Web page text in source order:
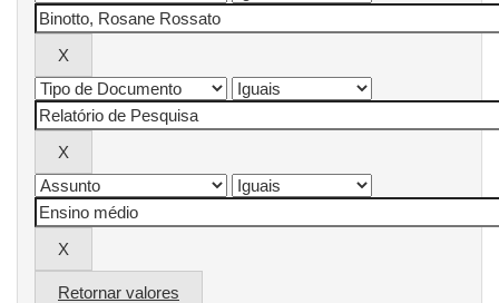
Retornar valores